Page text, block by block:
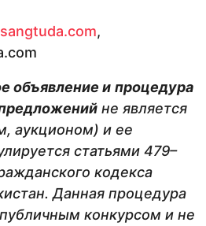
,
объявление и процедура
не является
аукционом) и ее
статьями 479–
кодекса
Данная процедура
конкурсом и не